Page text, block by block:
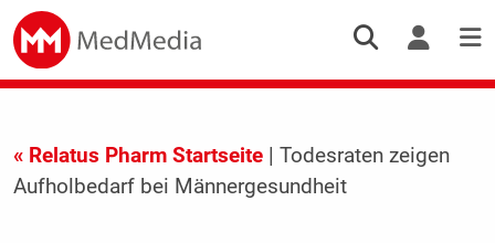
« Relatus Pharm Startseite| Todesraten zeigen
Aufholbedarf bei Männergesundheit